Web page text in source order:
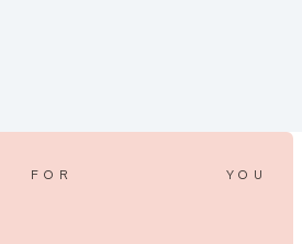
FOR YOU